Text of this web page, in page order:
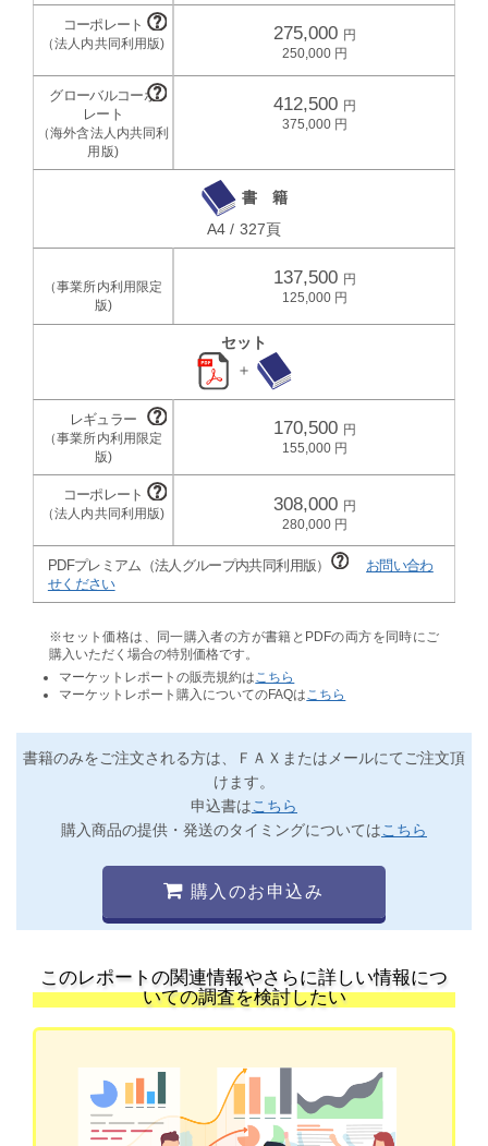
275,000
250,000
412,500
375,000
書 籍
A4 / 327頁
137,500
125,000
セット
＋
170,500
155,000
308,000
280,000
PDFプレミアム（法人グループ内共同利用版）
お問い合わ
せください
※セット価格は、同一購入者の方が書籍とPDFの両方を同時にご
購入いただく場合の特別価格です。
マーケットレポートの販売規約は こちら
マーケットレポート購入についてのFAQは こちら
書籍のみをご注文される方は、ＦＡＸまたはメールにてご注文頂
けます。
申込書はこちら
購入商品の提供・発送のタイミングについてはこちら
購入のお申込み
このレポートの関連情報やさらに詳しい情報につ
いての調査を検討したい